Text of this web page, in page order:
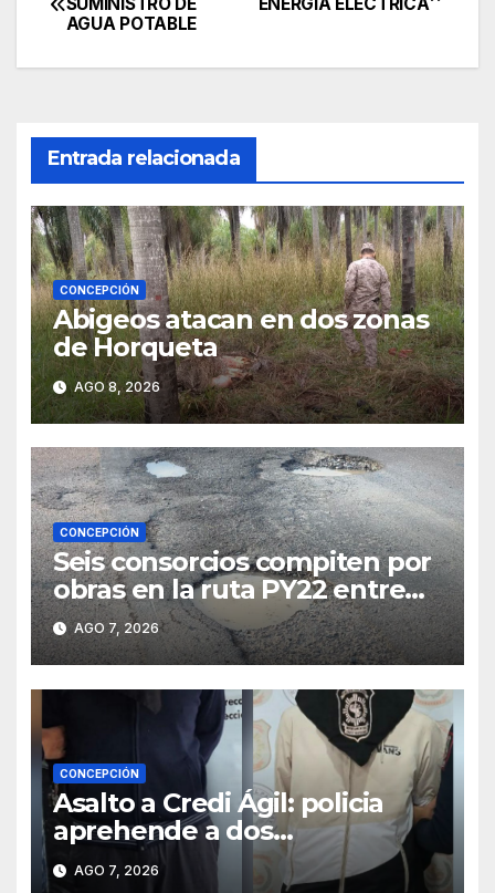
de
AGUA POTABLE
Entrada relacionada
CONCEPCIÓN
Abigeos atacan en dos zonas
de Horqueta
AGO 8, 2026
CONCEPCIÓN
Seis consorcios compiten por
obras en la ruta PY22 entre
Concepción y Vallemí
AGO 7, 2026
CONCEPCIÓN
Asalto a Credi Ágil: policia
aprehende a dos
sospechosos e incauta
evidencias en Concepción
AGO 7, 2026